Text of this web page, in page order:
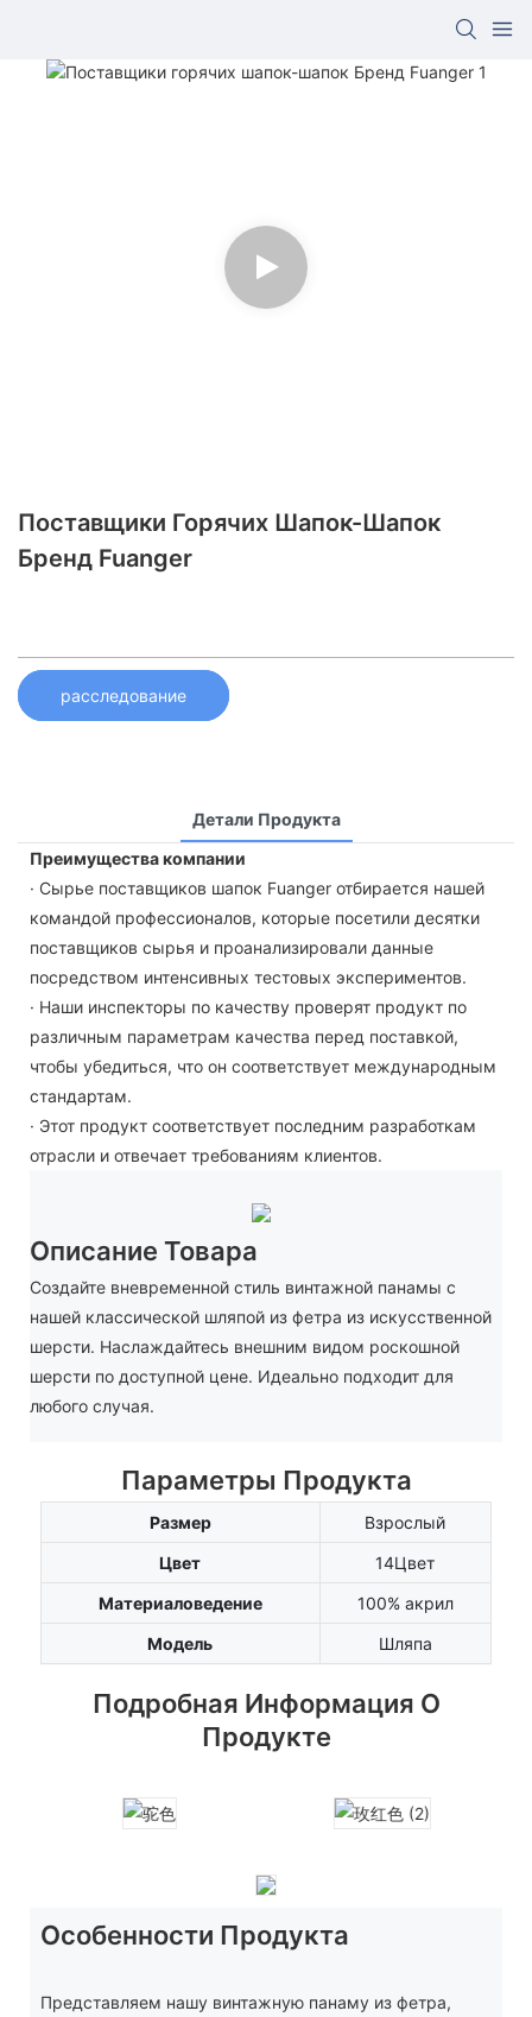
Поставщики Горячих Шапок-Шапок
Бренд Fuanger
расследование
Детали Продукта
Преимущества компании
· Сырье поставщиков шапок Fuanger отбирается нашей
командой профессионалов, которые посетили десятки
поставщиков сырья и проанализировали данные
посредством интенсивных тестовых экспериментов.
· Наши инспекторы по качеству проверят продукт по
различным параметрам качества перед поставкой,
чтобы убедиться, что он соответствует международным
стандартам.
· Этот продукт соответствует последним разработкам
отрасли и отвечает требованиям клиентов.
Описание Товара
Создайте вневременной стиль винтажной панамы с
нашей классической шляпой из фетра из искусственной
шерсти. Наслаждайтесь внешним видом роскошной
шерсти по доступной цене. Идеально подходит для
любого случая.
Параметры Продукта
Размер
Взрослый
Цвет
14Цвет
Материаловедение
100% акрил
Модель
Шляпа
Подробная Информация О
Продукте
Особенности Продукта
Представляем нашу винтажную панаму из фетра,